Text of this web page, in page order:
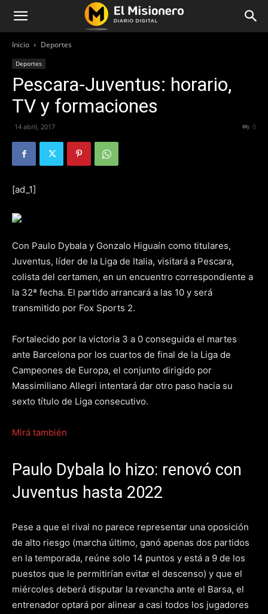
Inicio Deportes
Deportes
Pescara-Juventus: horario,
TV y formaciones
14 abril, 2017 0
[ad_1]
Con Paulo Dybala y Gonzalo Higuaín como titulares,
Juventus, líder de la Liga de Italia, visitará a Pescara,
colista del certamen, en un encuentro correspondiente a
la 32ª fecha. El partido arrancará a las 10 y será
transmitido por Fox Sports 2.
Fortalecido por la victoria 3 a 0 conseguida el martes
ante Barcelona por los cuartos de final de la Liga de
Campeones de Europa, el conjunto dirigido por
Massimiliano Allegri intentará dar otro paso hacia su
sexto título de Liga consecutivo.
Mirá también
Paulo Dybala lo hizo: renovó con
Juventus hasta 2022
Pese a que el rival no parece representar una oposición
de alto riesgo (marcha último, ganó apenas dos partidos
en la temporada, reúne solo 14 puntos y está a 9 de los
puestos que le permitirían evitar el descenso) y que el
miércoles deberá disputar la revancha ante el Barsa, el
entrenador optará por alinear a casi todos los jugadores